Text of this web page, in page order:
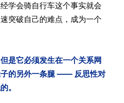
学会骑自行车这个事实就会
突破自己的难点，成为一个
是它必须发生在一个关系网
的另外一条腿 —— 反思性对
。